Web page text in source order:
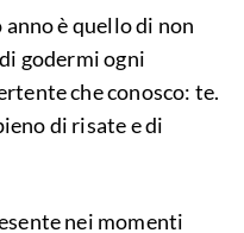
è quello di non
godermi ogni
che conosco: te.
di risate e di
nei momenti